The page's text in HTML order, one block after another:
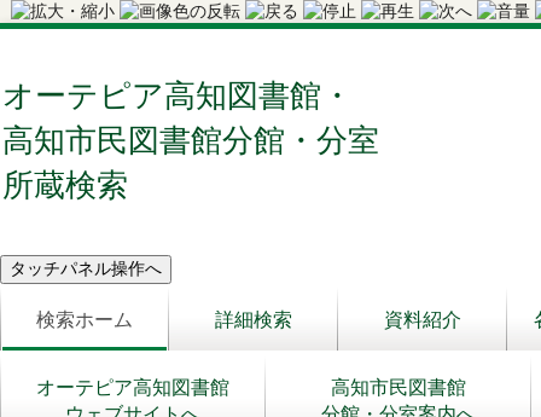
オーテピア高知図書館・
高知市民図書館分館・分室
所蔵検索
検索ホーム 詳細検索 資料紹介
オーテピア高知図書館
高知市民図書館